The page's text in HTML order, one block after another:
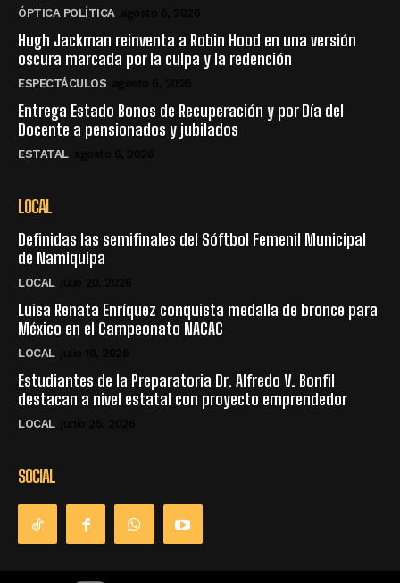
ÓPTICA POLÍTICA
Hugh Jackman reinventa a Robin Hood en una versión
oscura marcada por la culpa y la redención
ESPECTÁCULOS
Entrega Estado Bonos de Recuperación y por Día del
Docente a pensionados y jubilados
ESTATAL
LOCAL
Definidas las semifinales del Sóftbol Femenil Municipal
de Namiquipa
LOCAL
Luisa Renata Enríquez conquista medalla de bronce para
México en el Campeonato NACAC
LOCAL
Estudiantes de la Preparatoria Dr. Alfredo V. Bonfil
destacan a nivel estatal con proyecto emprendedor
LOCAL
SOCIAL